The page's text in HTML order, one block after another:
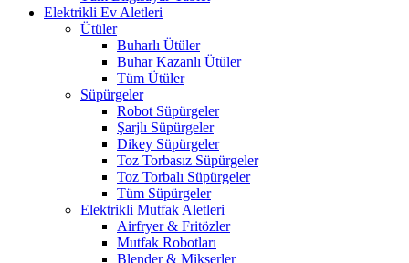
Elektrikli Ev Aletleri
Ütüler
Buharlı Ütüler
Buhar Kazanlı Ütüler
Tüm Ütüler
Süpürgeler
Robot Süpürgeler
Şarjlı Süpürgeler
Dikey Süpürgeler
Toz Torbasız Süpürgeler
Toz Torbalı Süpürgeler
Tüm Süpürgeler
Elektrikli Mutfak Aletleri
Airfryer & Fritözler
Mutfak Robotları
Blender & Mikserler